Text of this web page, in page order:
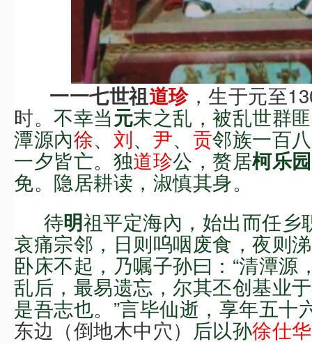
一一七世祖道珍， 生于元至
时。 不幸当元末之乱，被乱世群
潭源內徐、 刘、 尹、 贡邻族一百
一夕皆亡。 独道珍公，赘居柯乐园
免。隐居耕读，淑慎其身。
待明祖平定海內，始出而任乡
哀痛宗邻，日则呜咽废食，夜则
卧床不起 ， 乃嘱子孙曰：“清潭源
乱后，最易遗忘，尔其丕创基业
是吾志也。 ”言毕仙逝， 享年五十
东边（倒地木中穴） 后以孙徐仕华